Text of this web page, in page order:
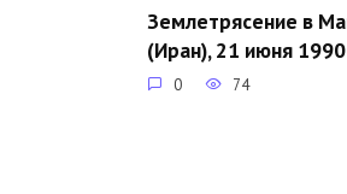
Землетрясение в
(Иран), 21 июня 1990
0 74